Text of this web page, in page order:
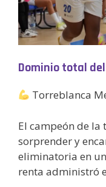
Dominio total
Torreblanca
El campeón de
sorprender y
eliminatoria en
renta administró